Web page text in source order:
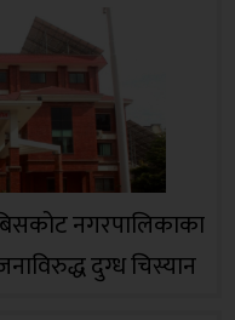
नगरपालिकाका
दुग्ध चिस्यान